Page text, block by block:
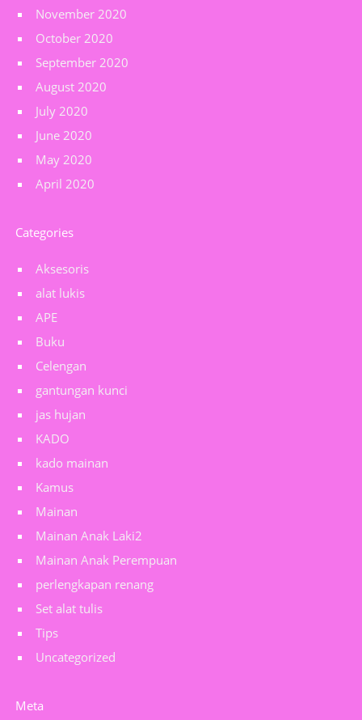
November 2020
October 2020
September 2020
August 2020
July 2020
June 2020
May 2020
April 2020
Categories
Aksesoris
alat lukis
APE
Buku
Celengan
gantungan kunci
jas hujan
KADO
kado mainan
Kamus
Mainan
Mainan Anak Laki2
Mainan Anak Perempuan
perlengkapan renang
Set alat tulis
Tips
Uncategorized
Meta